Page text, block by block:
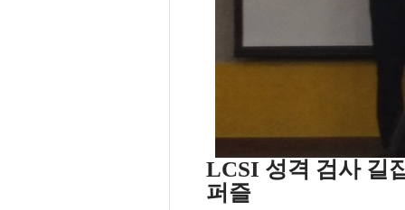
LCSI 성격 검사 길
퍼즐